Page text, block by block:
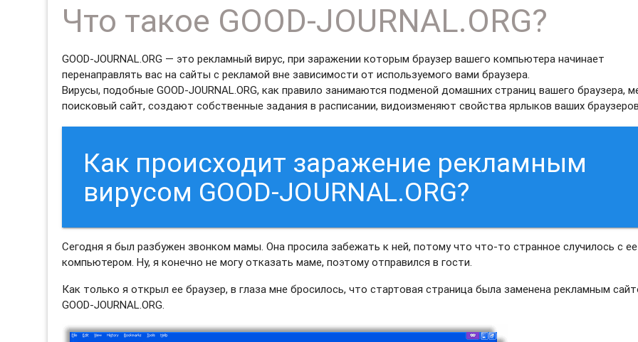
Что такое GOOD-JOURNAL.ORG?
GOOD-JOURNAL.ORG — это рекламный вирус, при заражении которым браузер вашего компьютера начинает
перенаправлять вас на сайты с рекламой вне зависимости от используемого вами браузера.
Вирусы, подобные GOOD-JOURNAL.ORG, как правило занимаются подменой домашних страниц вашего браузера,
поисковый сайт, создают собственные задания в расписании, видоизменяют свойства ярлыков ваших
Как происходит заражение рекламным
вирусом GOOD-JOURNAL.ORG?
Сегодня я был разбужен звонком мамы. Она просила забежать к ней, потому что что-то странное случилось с ее
компьютером. Ну, я конечно не могу отказать маме, поэтому отправился в гости.
Как только я открыл ее браузер, в глаза мне бросилось, что стартовая страница была заменена рекламным
GOOD-JOURNAL.ORG.